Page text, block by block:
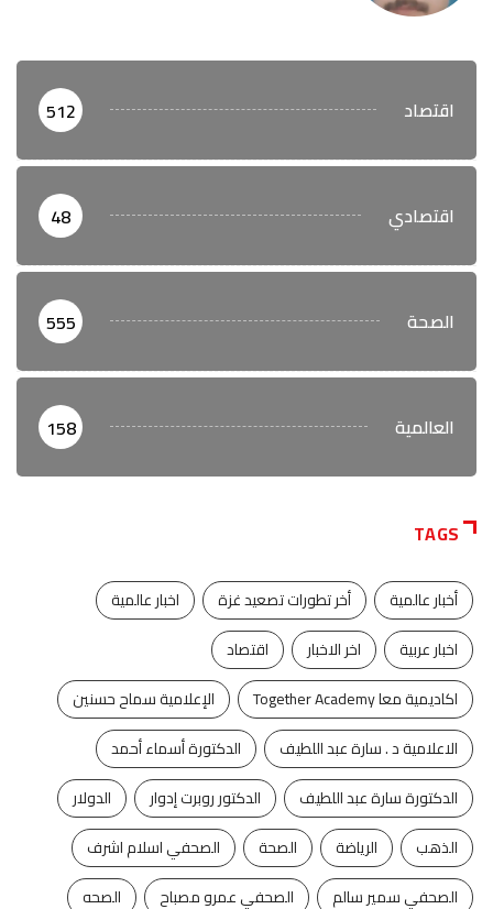
اقتصاد 512
اقتصادي 48
الصحة 555
العالمية 158
TAGS
أخبار عالمية أخر تطورات تصعيد غزة
اخبار عالمية
اخبار عربية
اخر الاخبار
اقتصاد
اكاديمية معا Together Academy
الإعلامية سماح حسنين
الاعلامية د . سارة عبد اللطيف
الدكتورة أسماء أحمد
الدكتورة سارة عبد اللطيف
الدكتور روبرت إدوار
الدولار
الذهب
الرياضة الصحة
الصحفي اسلام اشرف
الصحفي سمير سالم
الصحفي عمرو مصباح
الصحه